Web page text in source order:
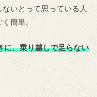
いとって思っている人
簡単。
に、乗り越しで足らない